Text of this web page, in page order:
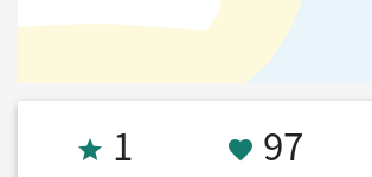
Populariteit 1
1 97
97